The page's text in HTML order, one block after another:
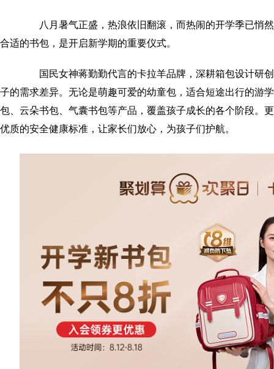
八月暑气正盛，热浪依旧翻滚，而热闹的开学季已悄然
合适的书包，是开启新学期的重要仪式。
国民女神蒋勤勤代言的卡拉羊品牌，深耕箱包设计研创
子的需求差异。无论是萌趣可爱的幼童包，适合短途出行的游
包、云朵书包、气囊书包等产品，覆盖孩子成长的各个阶段。
优质的安全健康标准，让家长们放心，为孩子们护航。